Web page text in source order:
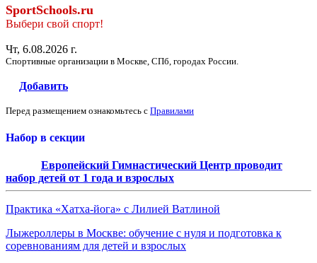
SportSchools.ru
Выбери свой спорт!
Чт, 6.08.2026 г.
Спортивные организации в Москве, СПб, городах России.
Добавить
Перед размещением ознакомьтесь с Правилами
Набор в секции
Европейский Гимнастический Центр проводит
набор детей от 1 года и взрослых
Практика «Хатха-йога» с Лилией Ватлиной
Лыжероллеры в Москве: обучение с нуля и подготовка к
соревнованиям для детей и взрослых